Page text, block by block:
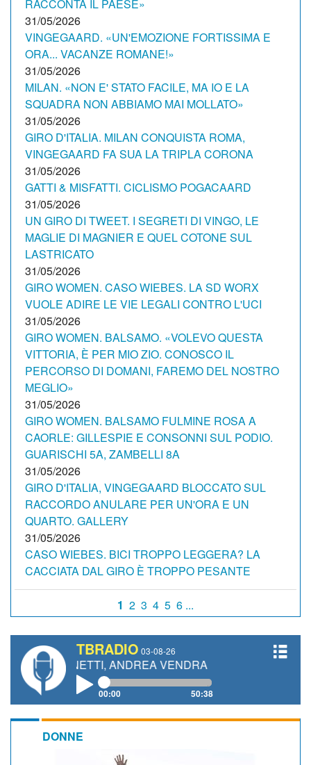
RACCONTA IL PAESE»
31/05/2026
VINGEGAARD. «UN'EMOZIONE FORTISSIMA E
ORA... VACANZE ROMANE!»
31/05/2026
MILAN. «NON E' STATO FACILE, MA IO E LA
SQUADRA NON ABBIAMO MAI MOLLATO»
31/05/2026
GIRO D'ITALIA. MILAN CONQUISTA ROMA,
VINGEGAARD FA SUA LA TRIPLA CORONA
31/05/2026
GATTI & MISFATTI. CICLISMO POGACAARD
31/05/2026
UN GIRO DI TWEET. I SEGRETI DI VINGO, LE
MAGLIE DI MAGNIER E QUEL COTONE SUL
LASTRICATO
31/05/2026
GIRO WOMEN. CASO WIEBES. LA SD WORX
VUOLE ADIRE LE VIE LEGALI CONTRO L'UCI
31/05/2026
GIRO WOMEN. BALSAMO. «VOLEVO QUESTA
VITTORIA, È PER MIO ZIO. CONOSCO IL
PERCORSO DI DOMANI, FAREMO DEL NOSTRO
MEGLIO»
31/05/2026
GIRO WOMEN. BALSAMO FULMINE ROSA A
CAORLE: GILLESPIE E CONSONNI SUL PODIO.
GUARISCHI 5A, ZAMBELLI 8A
31/05/2026
GIRO D'ITALIA, VINGEGAARD BLOCCATO SUL
RACCORDO ANULARE PER UN'ORA E UN
QUARTO. GALLERY
31/05/2026
CASO WIEBES. BICI TROPPO LEGGERA? LA
CACCIATA DAL GIRO È TROPPO PESANTE
1 2 3 4 5 6 ...
TBRADIO 03-08-26
GIANETTI, ANDREA VENDRAME, FILIPPO FIORELLI
00:00 50:38
DONNE